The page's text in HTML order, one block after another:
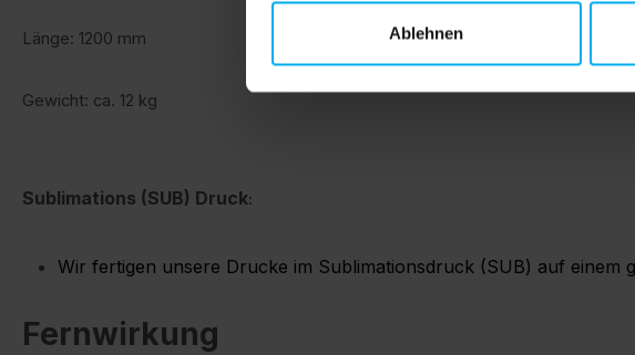
Ablehnen
Länge: 1200 mm
Gewicht: ca. 12 kg
Sublimations (SUB) Druck:
Wir fertigen unsere Drucke im Sublimationsdruck (SUB) auf einem
Fernwirkung